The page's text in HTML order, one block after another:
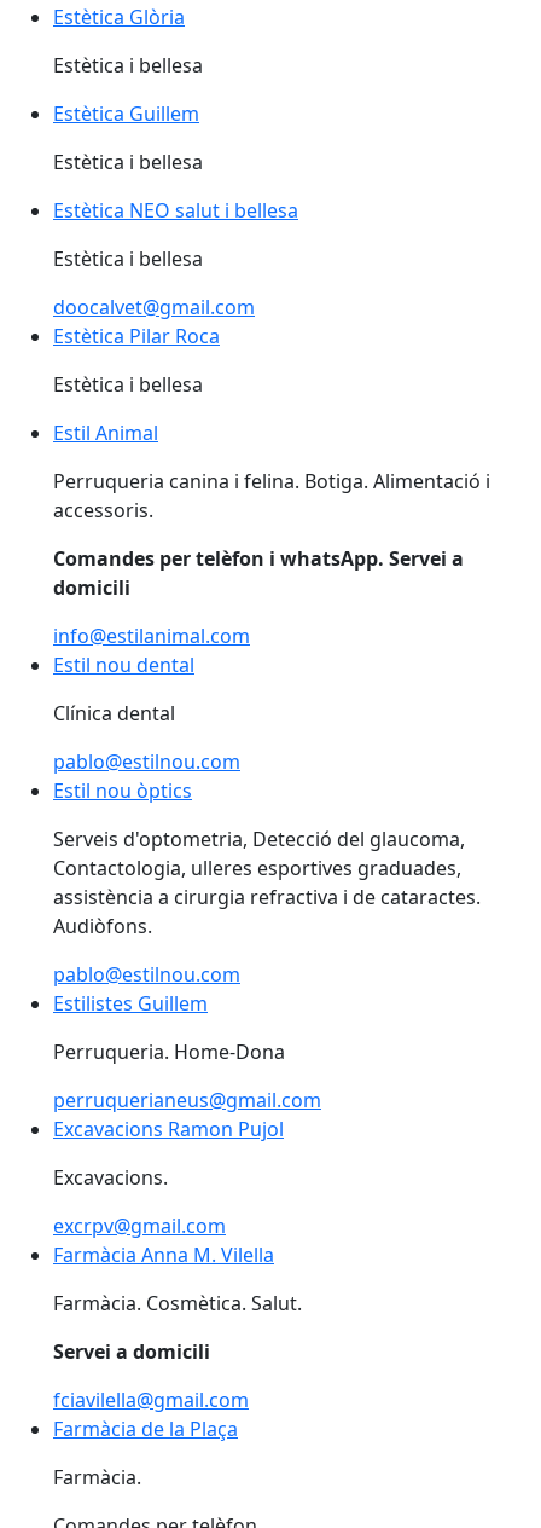
Estètica Glòria
Estètica Glòria
Estètica i bellesa
Estètica Guillem
Estètica i bellesa
Estètica NEO salut i bellesa
Estètica i bellesa
doocalvet@gmail.com
Estètica Pilar Roca
Estètica i bellesa
Estil Animal
Estil Animal
Perruqueria canina i felina. Botiga. Alimentació i
accessoris.
Comandes per telèfon i whatsApp. Servei a
domicili
info@estilanimal.com
Estil nou dental
Estil nou dental
Clínica dental
pablo@estilnou.com
Estil nou òptics
Estil nou òptics
Serveis d'optometria, Detecció del glaucoma,
Contactologia, ulleres esportives graduades,
assistència a cirurgia refractiva i de cataractes.
Audiòfons.
pablo@estilnou.com
Estilistes Guillem
Estilistes Guillem
Perruqueria. Home-Dona
perruquerianeus@gmail.com
Excavacions Ramon Pujol
Excavacions.
excrpv@gmail.com
Farmàcia Anna M. Vilella
Farmàcia Anna M. Vilella
Farmàcia. Cosmètica. Salut.
Servei a domicili
fciavilella@gmail.com
Farmàcia de la Plaça
Farmàcia de la Plaça
Farmàcia.